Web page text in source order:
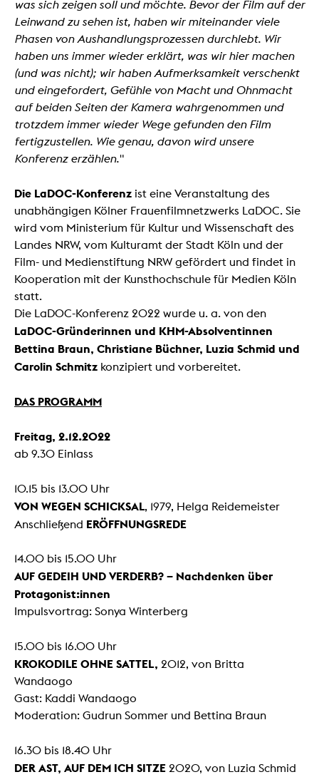
was sich zeigen soll und möchte. Bevor der Film auf der
Leinwand zu sehen ist, haben wir miteinander viele
Phasen von Aushandlungsprozessen durchlebt. Wir
haben uns immer wieder erklärt, was wir hier machen
(und was nicht); wir haben Aufmerksamkeit verschenkt
und eingefordert, Gefühle von Macht und Ohnmacht
auf beiden Seiten der Kamera wahrgenommen und
trotzdem immer wieder Wege gefunden den Film
fertigzustellen. Wie genau, davon wird unsere
Konferenz erzählen."
Die LaDOC-Konferenz ist eine Veranstaltung des
unabhängigen Kölner Frauenfilmnetzwerks LaDOC. Sie
wird vom Ministerium für Kultur und Wissenschaft des
Landes NRW, vom Kulturamt der Stadt Köln und der
Film- und Medienstiftung NRW gefördert und findet in
Kooperation mit der Kunsthochschule für Medien Köln
statt.
Die LaDOC-Konferenz 2022 wurde u. a. von den
LaDOC-Gründerinnen und KHM-Absolventinnen
Bettina Braun, Christiane Büchner, Luzia Schmid und
Carolin Schmitz konzipiert und vorbereitet.
DAS PROGRAMM
Freitag, 2.12.2022
ab 9.30 Einlass
10.15 bis 13.00 Uhr
VON WEGEN SCHICKSAL, 1979, Helga Reidemeister
Anschließend ERÖFFNUNGSREDE
14.00 bis 15.00 Uhr
AUF GEDEIH UND VERDERB? – Nachdenken über
Protagonist:innen
Impulsvortrag: Sonya Winterberg
15.00 bis 16.00 Uhr
KROKODILE OHNE SATTEL, 2012, von Britta
Wandaogo
Gast: Kaddi Wandaogo
Moderation: Gudrun Sommer und Bettina Braun
16.30 bis 18.40 Uhr
DER AST, AUF DEM ICH SITZE 2020, von Luzia Schmid